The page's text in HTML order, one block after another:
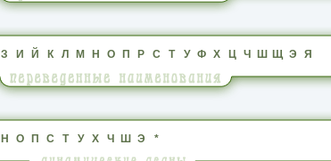
З И Й К Л М Н О П Р С Т У Ф Х Ц Ч Ш Щ Э Я
Н О П С Т У Х Ч Ш Э *